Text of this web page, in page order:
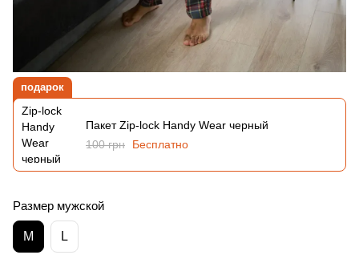
подарок
Пакет Zip-lock Handy Wear черный
100 грн
Бесплатно
Размер мужской
M L